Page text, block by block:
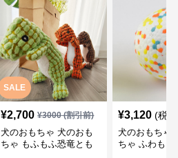
SALE
¥2,700 ¥3000(割引前)
犬のおもちゃ 犬のおも
ちゃ もふもふ恐竜とも
¥3,120 (税
犬のおもちゃ
ちゃ ふわもこ